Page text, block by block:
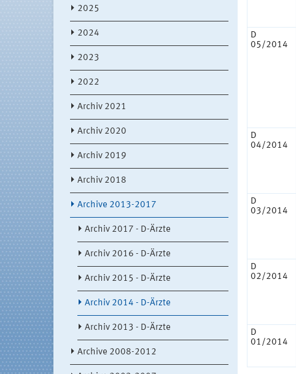
2025
2024
2023
2022
Archiv 2021
Archiv 2020
Archiv 2019
Archiv 2018
Archive 2013-2017
Archiv 2017 - D-Ärzte
Archiv 2016 - D-Ärzte
Archiv 2015 - D-Ärzte
Archiv 2014 - D-Ärzte
Archiv 2013 - D-Ärzte
Archive 2008-2012
D
05/2014
D
04/2014
D
03/2014
D
02/2014
D
01/2014